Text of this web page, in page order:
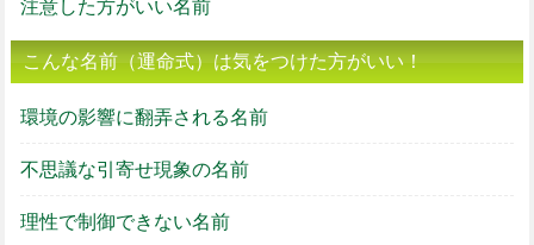
注意した方がいい名前
こんな名前（運命式）は気をつけた方がいい！
環境の影響に翻弄される名前
不思議な引寄せ現象の名前
理性で制御できない名前